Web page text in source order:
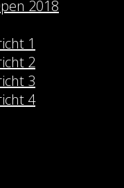
2018
1
2
3
4